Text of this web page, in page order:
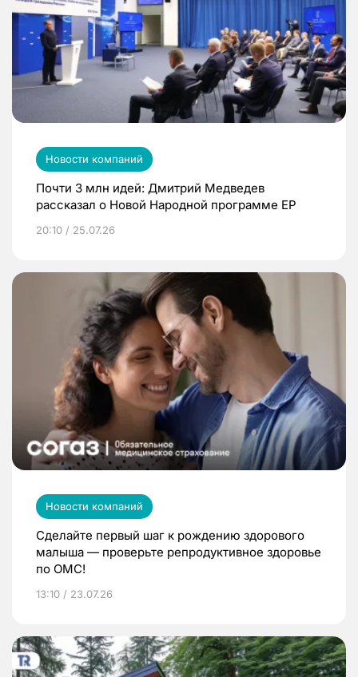
Новости компаний
Почти 3 млн идей: Дмитрий Медведев
рассказал о Новой Народной программе ЕР
20:10 / 25.07.26
Новости компаний
Сделайте первый шаг к рождению здорового
малыша — проверьте репродуктивное здоровье
по ОМС!
13:10 / 23.07.26